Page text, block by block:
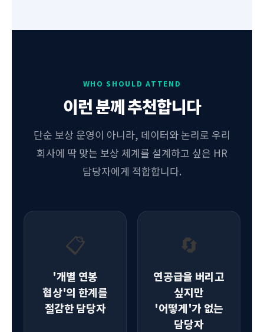
WHO SHOULD ATTEND
이런 분께 추천합니다
단순 보상 운영이 아니라, 데이터와 논리로 우리
회사에 딱 맞는 보상 체계를 설계하고 싶은 HR
담당자에게 적합합니다.
📋
'개별 연봉
협상'의 한계를
절감한 담당자
🔄
연공급을 버리고
싶지만
'어떻게'가 없는
담당자